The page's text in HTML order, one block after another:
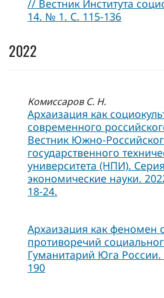
// Вестник Института
14. № 1. C. 115-136
2022
Комиссаров С. Н.
Архаизация как
современного
Вестник Южно-
государственного
университета (НПИ).
экономические науки.
18-24.
Архаизация как феномен
противоречий
Гуманитарий Юга
190